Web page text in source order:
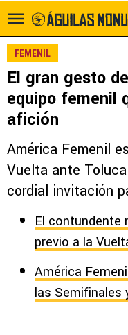
FEMENIL
El gran gesto
equipo femenil
afición
América Femenil
Vuelta ante
cordial invitación
El contundente
previo a la
América
las Semifinales